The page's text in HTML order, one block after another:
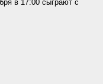
в 17:00 сыграют с